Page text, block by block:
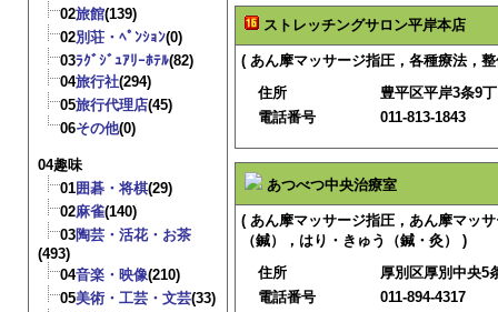
02旅館(139)
02別荘・ﾍﾟﾝｼｮﾝ(0)
03ﾗｸﾞｼﾞｭｱﾘｰﾎﾃﾙ(82)
04旅行社(294)
05旅行代理店(45)
06その他(0)
04趣味
01囲碁・将棋(29)
02麻雀(140)
03陶芸・活花・お茶
(493)
04音楽・映像(210)
05美術・工芸・文芸(33)
ストレッチングサロン平岸本店
( あん摩マッサージ指圧，各種療法，
住所
豊平区平岸3条9
電話番号
011-813-1843
あつべつ中央治療室
( あん摩マッサージ指圧，あん摩マッ
（鍼），はり・きゅう（鍼・灸） )
住所
厚別区厚別中央5
電話番号
011-894-4317